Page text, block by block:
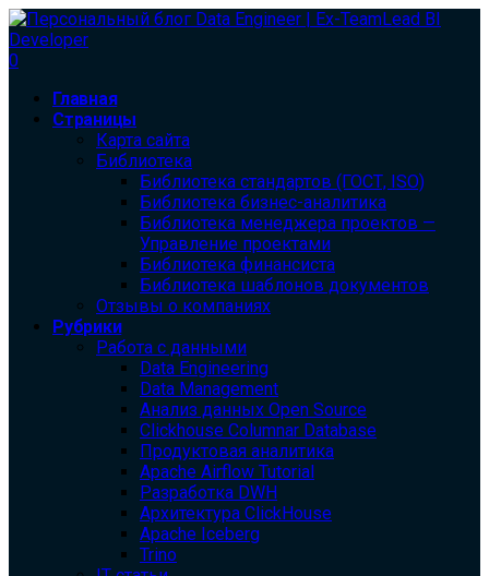
0
Главная
Страницы
Карта сайта
Библиотека
Библиотека cтандартов (ГОСТ, ISO)
Библиотека бизнес-аналитика
Библиотека менеджера проектов —
Управление проектами
Библиотека финансиста
Библиотека шаблонов документов
Отзывы о компаниях
Рубрики
Работа с данными
Data Engineering
Data Management
Анализ данных Open Source
Clickhouse Columnar Database
Продуктовая аналитика
Apache Airflow Tutorial
Разработка DWH
Архитектура ClickHouse
Apache Iceberg
Trino